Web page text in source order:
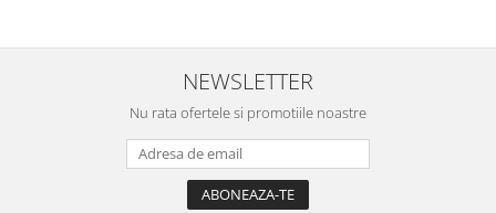
NEWSLETTER
Nu rata ofertele si promotiile noastre